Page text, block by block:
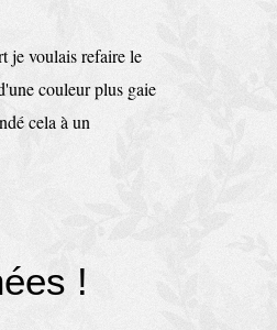
je voulais refaire le
couleur plus gaie
cela à un
!